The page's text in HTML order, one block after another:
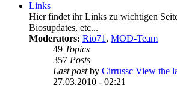
Links
Hier findet ihr Links zu wichtigen
Biosupdates, etc...
Moderators: Rio71, MOD-Team
49 Topics
357 Posts
Last postby Cirrussc View the
27.03.2010 - 02:21